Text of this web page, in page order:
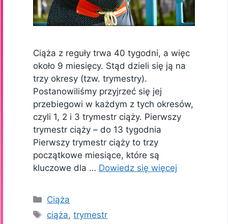
Ciąża z reguły trwa 40 tygodni, a więc
około 9 miesięcy. Stąd dzieli się ją na
trzy okresy (tzw. trymestry).
Postanowiliśmy przyjrzeć się jej
przebiegowi w każdym z tych okresów,
czyli 1, 2 i 3 trymestr ciąży. Pierwszy
trymestr ciąży – do 13 tygodnia
Pierwszy trymestr ciąży to trzy
początkowe miesiące, które są
kluczowe dla … Dowiedz się więcej
Kategorie
Ciąża
Tagi
ciąża,trymestr